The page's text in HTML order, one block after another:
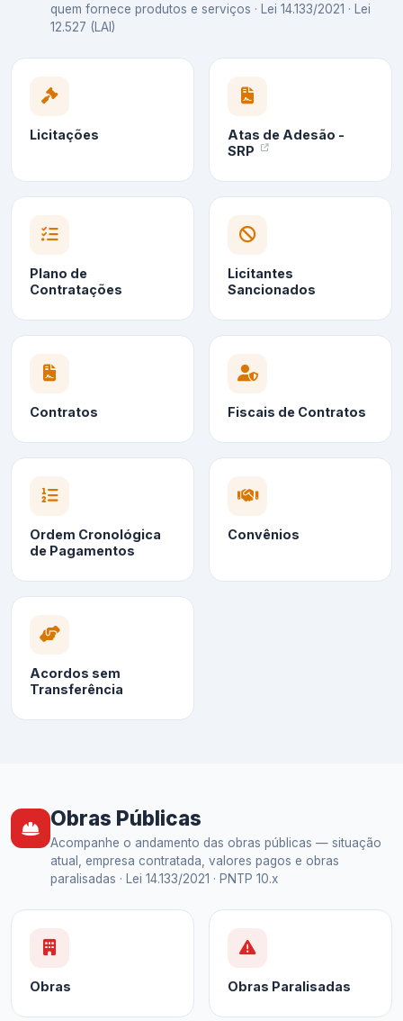
quem fornece produtos e serviços · Lei 14.133/2021 · Lei
12.527 (LAI)
Licitações
Atas de Adesão -
SRP
Plano de
Contratações
Licitantes
Sancionados
Contratos Fiscais de Contratos
Ordem Cronológica
de Pagamentos
Convênios
Acordos sem
Transferência
Obras Públicas
Acompanhe o andamento das obras públicas — situação
atual, empresa contratada, valores pagos e obras
paralisadas · Lei 14.133/2021 · PNTP 10.x
Obras Obras Paralisadas